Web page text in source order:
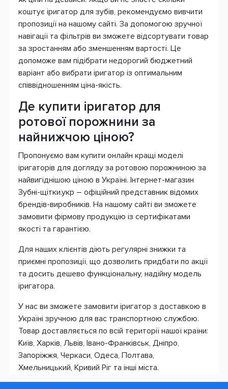
коштує іригатор для зубів, рекомендуємо вивчити
пропозиції на нашому сайті. За допомогою зручної
навігації та фільтрів ви зможете відсортувати товар
за зростанням або зменшенням вартості. Це
допоможе вам підібрати недорогий бюджетний
варіант або вибрати іригатор із оптимальним
співвідношенням ціна-якість.
Де купити іригатор для
ротової порожнини за
найнижчою ціною?
Пропонуємо вам купити онлайн кращі моделі
іригаторів для догляду за ротовою порожниною за
найвигіднішою ціною в Україні. Інтернет-магазин
Зубні-щітки.укр – офіційний представник відомих
брендів-виробників. На нашому сайті ви зможете
замовити фірмову продукцію із сертифікатами
якості та гарантією.
Для наших клієнтів діють регулярні знижки та
приємні пропозиції, що дозволить придбати по акції
та досить дешево функціональну, надійну модель
іригатора.
У нас ви зможете замовити іригатор з доставкою в
Україні зручною для вас транспортною службою.
Товар доставляється по всій території нашої країни:
Київ, Харків, Львів, Івано-Франківськ, Дніпро,
Запоріжжя, Черкаси, Одеса, Полтава,
Хмельницький, Кривий Ріг та інші міста.